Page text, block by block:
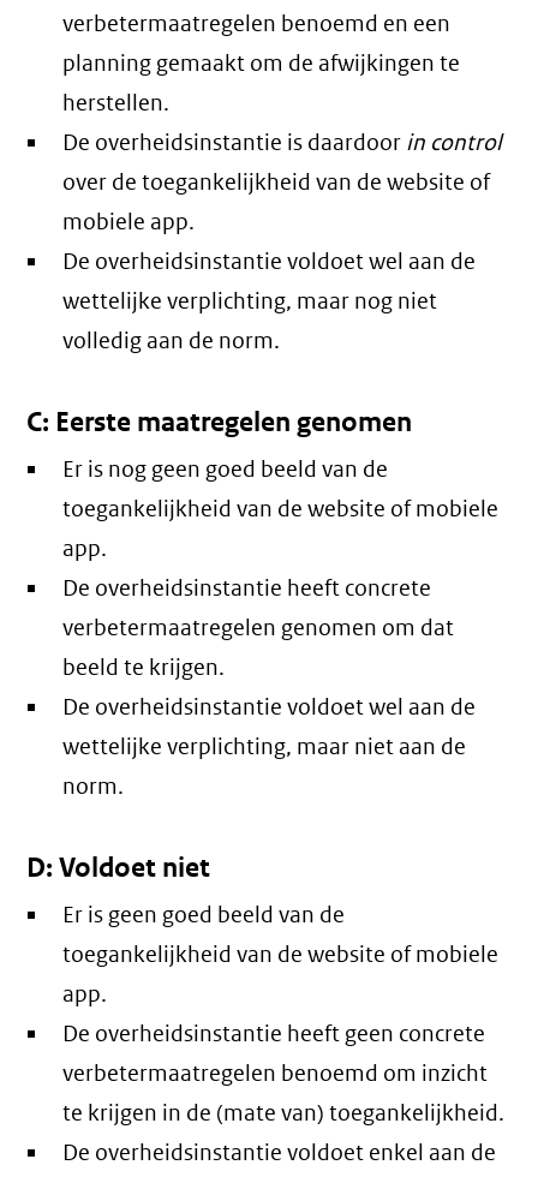
verbetermaatregelen benoemd en een
planning gemaakt om de afwijkingen te
herstellen.
De overheidsinstantie is daardoor in control
over de toegankelijkheid van de website of
mobiele app.
De overheidsinstantie voldoet wel aan de
wettelijke verplichting, maar nog niet
volledig aan de norm.
C: Eerste maatregelen genomen
Er is nog geen goed beeld van de
toegankelijkheid van de website of mobiele
app.
De overheidsinstantie heeft concrete
verbetermaatregelen genomen om dat
beeld te krijgen.
De overheidsinstantie voldoet wel aan de
wettelijke verplichting, maar niet aan de
norm.
D: Voldoet niet
Er is geen goed beeld van de
toegankelijkheid van de website of mobiele
app.
De overheidsinstantie heeft geen concrete
verbetermaatregelen benoemd om inzicht
te krijgen in de (mate van) toegankelijkheid.
De overheidsinstantie voldoet enkel aan de